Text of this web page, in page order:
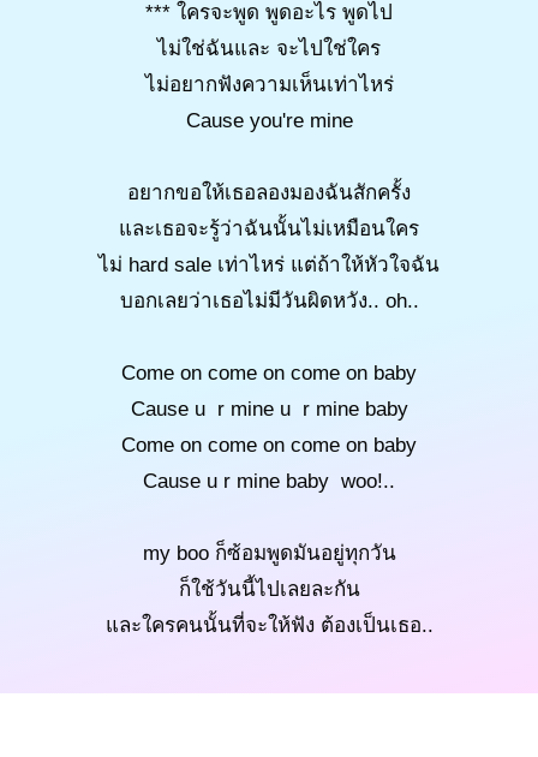
*** ใครจะพูด พูดอะไร พูดไป
ไม่ใช่ฉันและ จะไปใช่ใคร
ไม่อยากฟังความเห็นเท่าไหร่
Cause you're mine
อยากขอให้เธอลองมองฉันสักครั้ง
และเธอจะรู้ว่าฉันนั้นไม่เหมือนใคร
ไม่ hard sale เท่าไหร่ แต่ถ้าให้หัวใจฉัน
บอกเลยว่าเธอไม่มีวันผิดหวัง.. oh..
Come on come on come on baby
Cause u r mine u r mine baby
Come on come on come on baby
Cause u r mine baby woo!..
my boo ก็ซ้อมพูดมันอยู่ทุกวัน
ก็ใช้วันนี้ไปเลยละกัน
และใครคนนั้นที่จะให้ฟัง ต้องเป็นเธอ..